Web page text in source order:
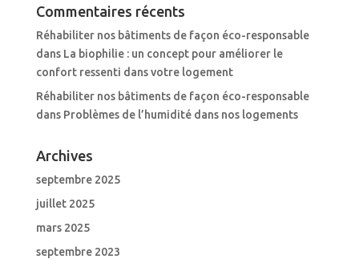
Commentaires récents
Réhabiliter nos bâtiments de façon éco-responsable
dans La biophilie : un concept pour améliorer le
confort ressenti dans votre logement
Réhabiliter nos bâtiments de façon éco-responsable
dans Problèmes de l’humidité dans nos logements
Archives
septembre 2025
juillet 2025
mars 2025
septembre 2023